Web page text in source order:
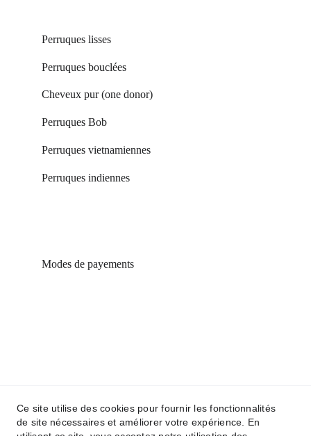
Suivez nous dans nos différents reseaux sociaux
Perruques lisses
Perruques bouclées
Cheveux pur (one donor)
Perruques Bob
Perruques vietnamiennes
Perruques indiennes
Modes de payements
Ce site utilise des cookies pour fournir les fonctionnalités
de site nécessaires et améliorer votre expérience. En